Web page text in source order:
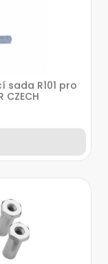
R101 pro
CZECH